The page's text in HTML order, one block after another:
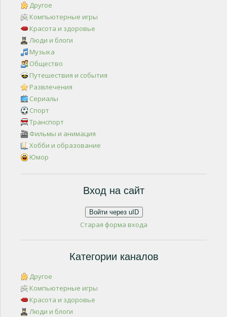
Другое
Компьютерные игры
Красота и здоровье
Люди и блоги
Музыка
Общество
Путешествия и события
Развлечения
Сериалы
Спорт
Транспорт
Фильмы и анимация
Хобби и образование
Юмор
Вход на сайт
Войти через uID
Старая форма входа
Категории каналов
Другое
Компьютерные игры
Красота и здоровье
Люди и блоги